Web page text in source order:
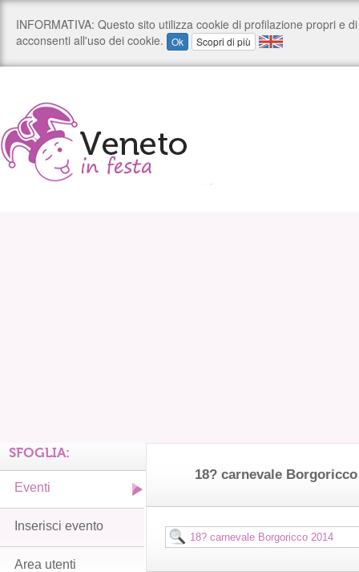
18? carnevale
SFOGLIA:
Eventi
Inserisci evento
Area utenti